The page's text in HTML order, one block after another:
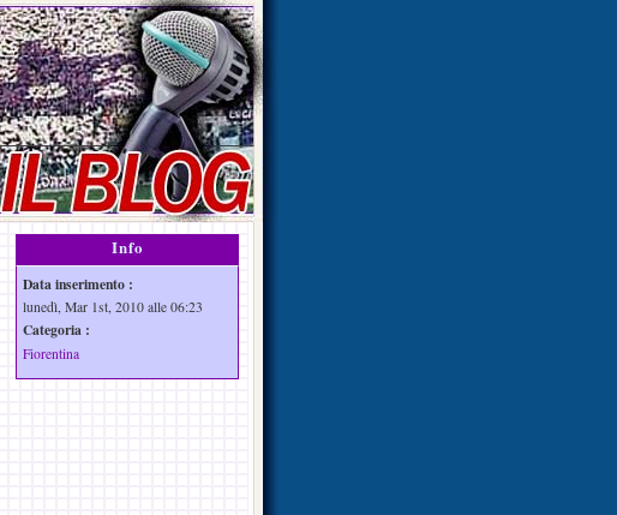
Info
Data inserimento :
lunedì, Mar 1st, 2010 alle 06:23
Categoria :
Fiorentina